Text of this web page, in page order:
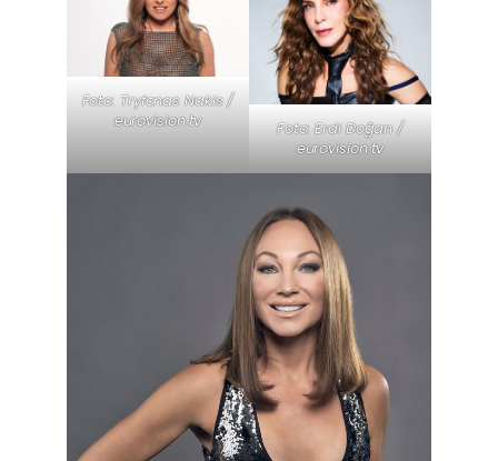
Foto: Tryfonas Nakis /
eurovision.tv
Foto: Erdi Doğan /
eurovision.tv